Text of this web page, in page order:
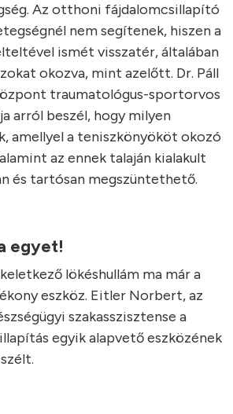
Az otthoni fájdalomcsillapító
nem segítenek, hiszen a
ismét visszatér, általában
okozva, mint azelőtt. Dr. Páll
traumatológus-sportorvos
arról beszél, hogy milyen
amellyel a teniszkönyököt okozó
az ennek talaján kialakult
és tartósan megszüntethető.
egyet!
lökéshullám ma már a
eszköz. Eitler Norbert, az
szakasszisztense a
egyik alapvető eszközének